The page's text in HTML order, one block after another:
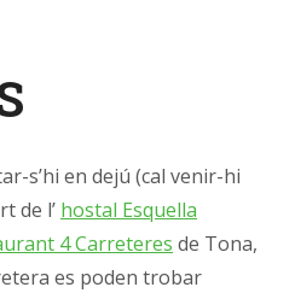
s’hi en dejú (cal venir-hi
de l’ hostal Esquella
4 Carreteres de Tona,
es poden trobar